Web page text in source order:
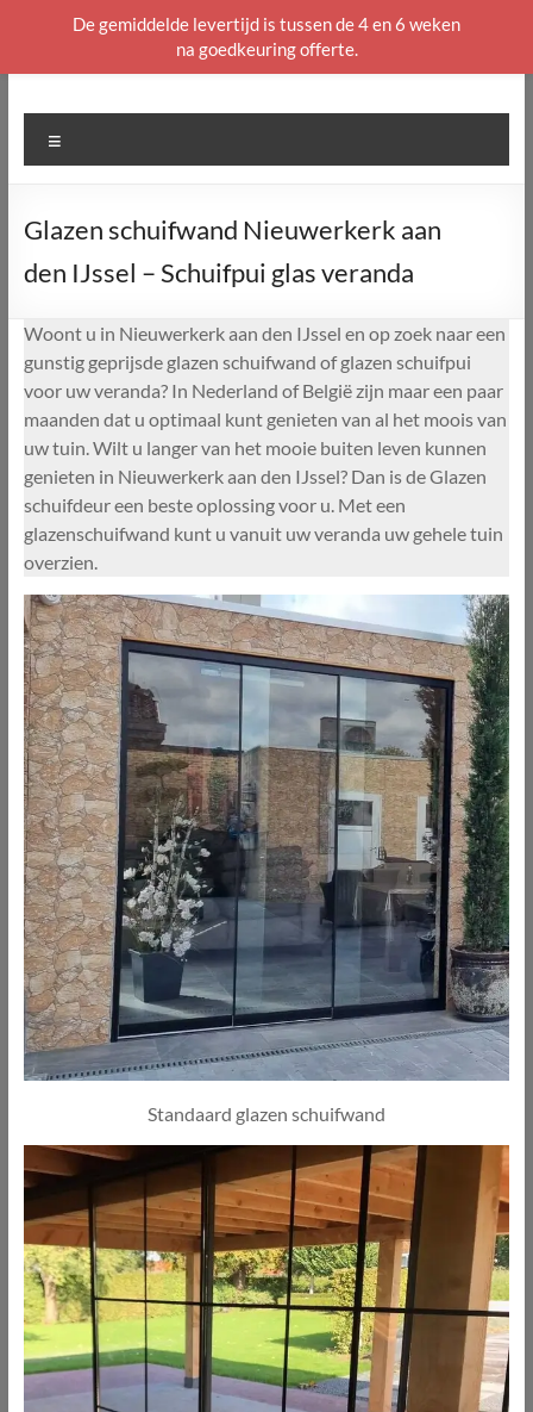
naar
Glazen schuifwand Nieuwerkerk aan
den IJssel – Schuifpui glas veranda
Woont u in Nieuwerkerk aan den IJssel en op zoek naar een
gunstig geprijsde glazen schuifwand of glazen schuifpui
voor uw veranda? In Nederland of België zijn maar een paar
maanden dat u optimaal kunt genieten van al het moois van
uw tuin. Wilt u langer van het mooie buiten leven kunnen
genieten in Nieuwerkerk aan den IJssel? Dan is de Glazen
schuifdeur een beste oplossing voor u. Met een
glazenschuifwand kunt u vanuit uw veranda uw gehele tuin
overzien.
Standaard glazen schuifwand
De gemiddelde levertijd is tussen de 4 en 6 weken
na goedkeuring offerte.